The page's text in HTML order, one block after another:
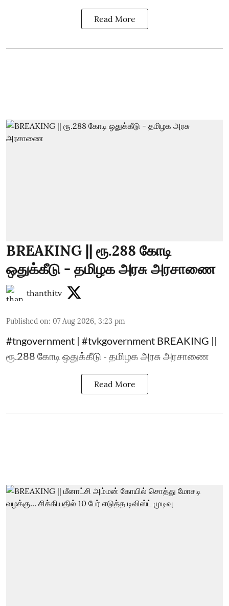
Read More
BREAKING || ரூ.288 கோடி
ஒதுக்கீடு - தமிழக அரசு அரசாணை
thanthitv
Published on: 07 Aug 2026, 3:23 pm
#tngovernment | #tvkgovernment BREAKING ||
ரூ.288 கோடி ஒதுக்கீடு - தமிழக அரசு அரசாணை
Read More